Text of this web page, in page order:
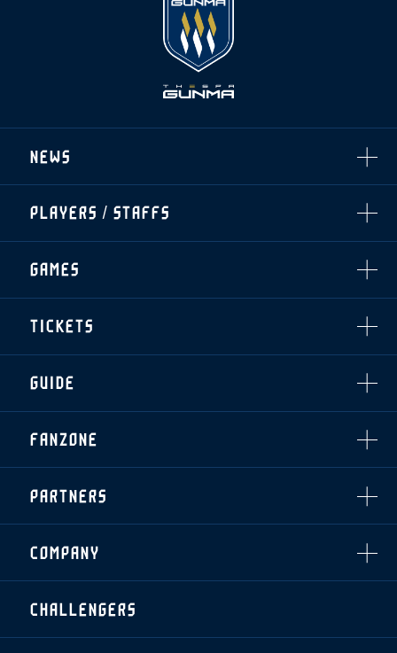
NEWS
TOPICS
CLUB
TOP TEAM
THESPARK
OTHER
PLAYERS / STAFFS
トレーニング見学について
・注意事項
・練習場ごとの注意事項
GAMES
順位表
ホームイベント情報
TICKETS
・前売・当日チケット
・発売日
・優待チケット
シーズンシート
・法人シーズンシート
GUIDE
スタジアムアクセス
スタジアムルール
クラブプロパティ
ホームイベント情報
運営サポートスタッフ募集
FANZONE
ファンクラブ
グッズ
ザスパタイムズ
クラブアンバサダー
PARTNERS
アシストパートナー
ザスパ応援店紹介
ホームタウン活動
COMPANY
拠点一覧
フィロソフィー
CHALLENGERS